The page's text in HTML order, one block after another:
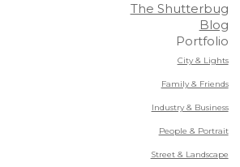
The Shutterbug
Blog
Portfolio
City & Lights
Family & Friends
Industry & Business
People & Portrait
Street & Landscape